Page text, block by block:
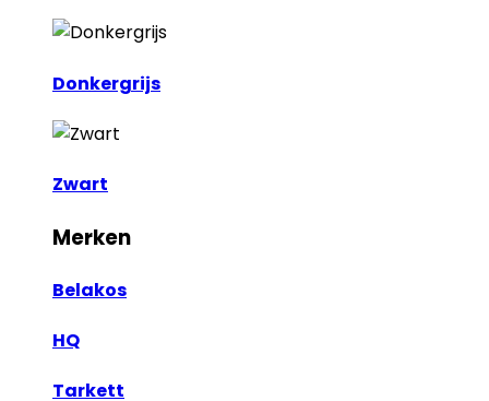
Donkergrijs
Zwart
Merken
Belakos
HQ
Tarkett